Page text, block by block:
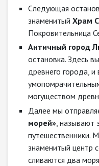
Следующая
знаменитый Храм
Покровительница
Античный город
остановка. Здесь
древнего города, и
могуществом
Далее мы
морей» , называют
путешественники.
знаменитый центр
сливаются два